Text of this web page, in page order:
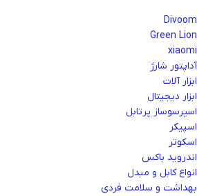
Divoom
Green Lion
xiaomi
آداپتور شارژ
ابزار آلات
ابزار دیجیتال
اسپرسوساز پرتابل
اسپیکر
اسکوتر
اندروید باکس
انواع کابل و مبدل
بهداشت و سلامت فردی